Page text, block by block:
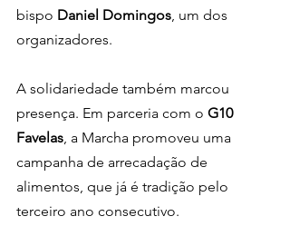
bispo Daniel Domingos , um dos
organizadores.
A solidariedade também marcou
presença. Em parceria com o G10
Favelas , a Marcha promoveu uma
campanha de arrecadação de
alimentos, que já é tradição pelo
terceiro ano consecutivo.